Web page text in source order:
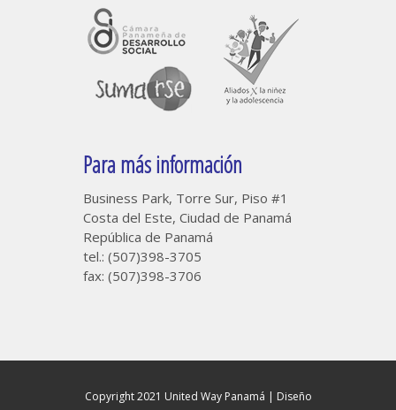
Para más información
Business Park, Torre Sur, Piso #1
Costa del Este, Ciudad de Panamá
República de Panamá
tel.: (507)398-3705
fax: (507)398-3706
Copyright 2021 United Way Panamá | Diseño